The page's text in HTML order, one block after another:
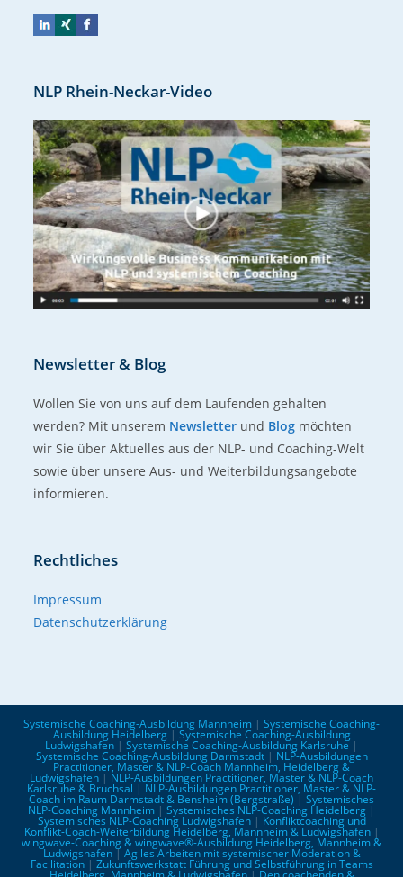
NLP Rhein-Neckar-Video
Newsletter & Blog
Wollen Sie von uns auf dem Laufenden gehalten
werden? Mit unserem Newsletter und Blog möchten
wir Sie über Aktuelles aus der NLP- und Coaching-Welt
sowie über unsere Aus- und Weiterbildungsangebote
informieren.
Rechtliches
Impressum
Datenschutzerklärung
Systemische Coaching-Ausbildung Mannheim | Systemische Coaching-
Ausbildung Heidelberg| Systemische Coaching-Ausbildung
Ludwigshafen | Systemische Coaching-Ausbildung Karlsruhe|
Systemische Coaching-Ausbildung Darmstadt| NLP-Ausbildungen
Practitioner, Master & NLP-Coach Mannheim, Heidelberg &
Ludwigshafen | NLP-Ausbildungen Practitioner, Master & NLP-Coach
Karlsruhe & Bruchsal | NLP-Ausbildungen Practitioner, Master & NLP-
Coach im Raum Darmstadt & Bensheim (Bergstraße) | Systemisches
NLP-Coaching Mannheim | Systemisches NLP-Coaching Heidelberg |
Systemisches NLP-Coaching Ludwigshafen| Konfliktcoaching und
Konflikt-Coach-Weiterbildung Heidelberg, Mannheim & Ludwigshafen|
wingwave-Coaching & wingwave®-Ausbildung Heidelberg, Mannheim &
Ludwigshafen| Agiles Arbeiten mit systemischer Moderation &
Facilitation| Zukunftswerkstatt Führung und Selbstführung in Teams